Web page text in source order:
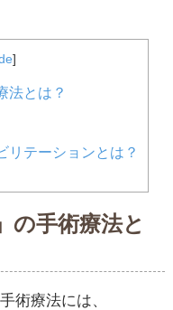
]
法とは？
リテーションとは？
の手術療法と
術療法には、